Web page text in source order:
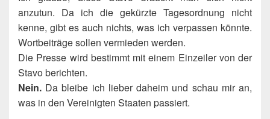
anzutun. Da ich die gekürzte Tagesordnung nicht
kenne, gibt es auch nichts, was ich verpassen könnte.
Wortbeiträge sollen vermieden werden.
Die Presse wird bestimmt mit einem Einzeiler von der
Stavo berichten.
Nein. Da bleibe ich lieber daheim und schau mir an,
was in den Vereinigten Staaten passiert.